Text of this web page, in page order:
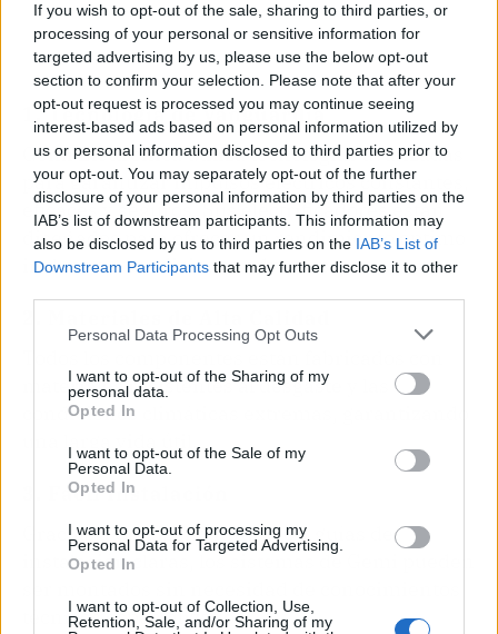
If you wish to opt-out of the sale, sharing to third parties, or
processing of your personal or sensitive information for
targeted advertising by us, please use the below opt-out
section to confirm your selection. Please note that after your
opt-out request is processed you may continue seeing
interest-based ads based on personal information utilized by
us or personal information disclosed to third parties prior to
your opt-out. You may separately opt-out of the further
disclosure of your personal information by third parties on the
IAB’s list of downstream participants. This information may
also be disclosed by us to third parties on the IAB’s List of
Downstream Participants that may further disclose it to other
Personal Data Processing Opt Outs
I want to opt-out of the Sharing of my
personal data.
Opted In
I want to opt-out of the Sale of my
Personal Data.
Opted In
I want to opt-out of processing my
Personal Data for Targeted Advertising.
Opted In
I want to opt-out of Collection, Use,
Retention, Sale, and/or Sharing of my
1. Tecnología de Vanguardia
Gemi Elettronica utiliza tecnologías avanzadas
para garantizar impulsos eléctricos constantes,
eficaces y seguros. Sus electrificadores están
diseñados para ofrecer un rendimiento óptimo
incluso en condiciones adversas.
materiales resistentes al desgaste y las
condiciones climáticas extremas, garantizando
una larga vida útil.
3. Fácil Instalación
Gracias a un diseño intuitivo y guías de
instalación claras, los sistemas de Gemi pueden
técnicos especializados.